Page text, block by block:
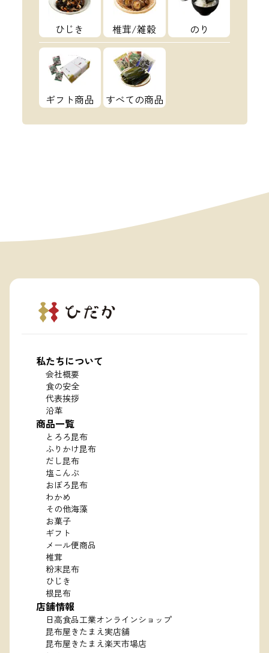
ひじき 椎茸/雑穀 のり
ギフト商品 すべての商品
私たちについて
会社概要
食の安全
代表挨拶
沿革
商品一覧
とろろ昆布
ふりかけ昆布
だし昆布
塩こんぶ
おぼろ昆布
わかめ
その他海藻
お菓子
ギフト
メール便商品
椎茸
粉末昆布
ひじき
根昆布
店舗情報
日高食品工業オンラインショップ
昆布屋きたまえ実店舗
昆布屋きたまえ楽天市場店